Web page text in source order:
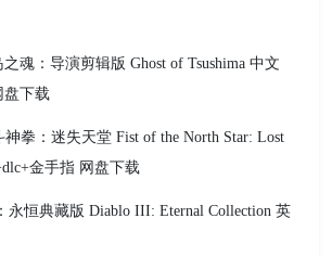
之魂：导演剪辑版 Ghost of Tsushima 中文
盘下载
拳：迷失天堂 Fist of the North Star: Lost
金手指 网盘下载
永恒典藏版 Diablo III: Eternal Collection 英